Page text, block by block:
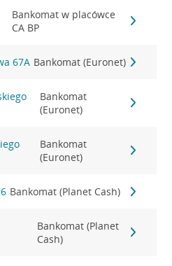
Bankomat w placówce
CA BP
67A Bankomat (Euronet)
Bankomat
(Euronet)
Bankomat
(Euronet)
Bankomat (Planet Cash)
Bankomat (Planet
Cash)